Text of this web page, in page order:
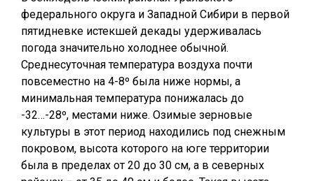
федерального округа и Западной Сибири в первой
пятидневке истекшей декады удерживалась
погода значительно холоднее обычной.
Среднесуточная температура воздуха почти
повсеместно на 4-8º была ниже нормы, а
минимальная температура понижалась до
-32…-28º, местами ниже. Озимые зерновые
культуры в этот период находились под снежным
покровом, высота которого на юге территории
была в пределах от 20 до 30 см, а в северных